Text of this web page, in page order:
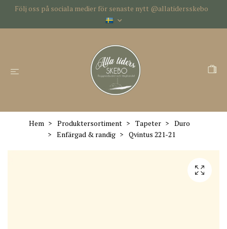
Följ oss på sociala medier för senaste nytt @allatidersskebo
Hem Produktersortiment Tapeter
Duro
Enfärgad & randig
Qvintus 221-21